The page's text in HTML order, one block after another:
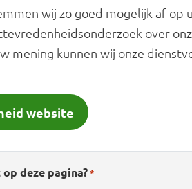
wij zo goed mogelijk af op
over
mening kunnen wij onze
website
deze pagina?*